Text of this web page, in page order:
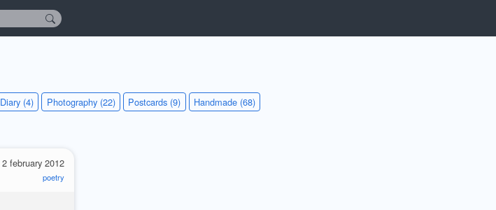
Diary (4) Photography (22) Postcards (9)
Handmade (68)
2 february 2012
poetry